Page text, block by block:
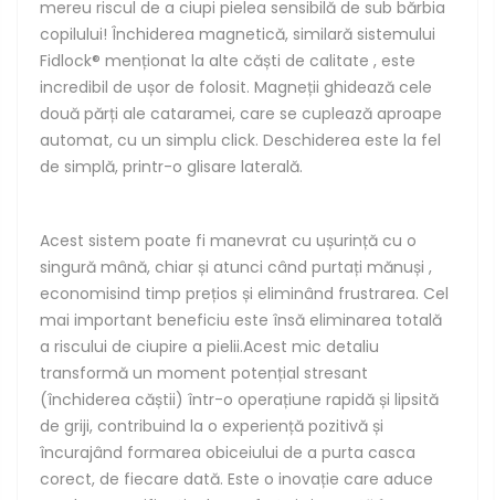
mereu riscul de a ciupi pielea sensibilă de sub bărbia
copilului! Închiderea magnetică, similară sistemului
Fidlock® menționat la alte căști de calitate , este
incredibil de ușor de folosit. Magneții ghidează cele
două părți ale cataramei, care se cuplează aproape
automat, cu un simplu click. Deschiderea este la fel
de simplă, printr-o glisare laterală.
Acest sistem poate fi manevrat cu ușurință cu o
singură mână, chiar și atunci când purtați mănuși ,
economisind timp prețios și eliminând frustrarea. Cel
mai important beneficiu este însă eliminarea totală
a riscului de ciupire a pielii.Acest mic detaliu
transformă un moment potențial stresant
(închiderea căștii) într-o operațiune rapidă și lipsită
de griji, contribuind la o experiență pozitivă și
încurajând formarea obiceiului de a purta casca
corect, de fiecare dată. Este o inovație care aduce